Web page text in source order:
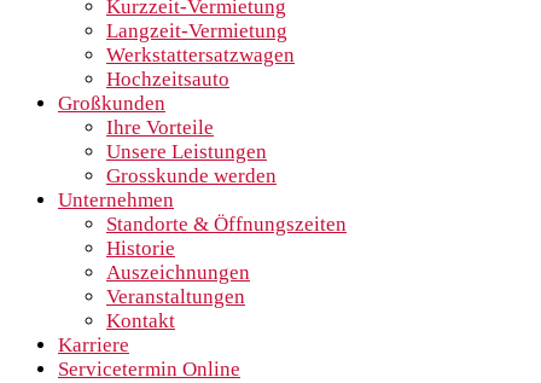
Kurzzeit-Vermietung
Langzeit-Vermietung
Werkstattersatzwagen
Hochzeitsauto
Großkunden
Ihre Vorteile
Unsere Leistungen
Grosskunde werden
Unternehmen
Standorte & Öffnungszeiten
Historie
Auszeichnungen
Veranstaltungen
Kontakt
Karriere
Servicetermin Online